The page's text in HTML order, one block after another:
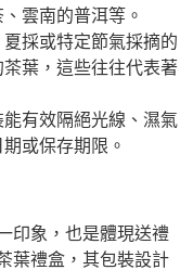
雲南的普洱等。
夏採或特定節氣採摘的
葉，這些往往代表著
能有效隔絕光線、濕氣
或保存期限。
印象，也是體現送禮
葉禮盒，其包裝設計